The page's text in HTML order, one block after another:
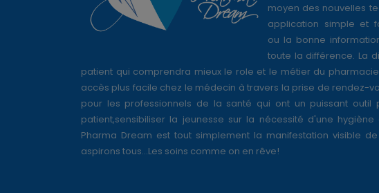
moyen des nouvelles
application simple et
ou la bonne
toute la différence. La
patient qui comprendra mieux le role et le métier du
accès plus facile chez le médecin à travers la prise de rendez-
pour les professionnels de la santé qui ont un puissant outil
patient,sensibiliser la jeunesse sur la nécessité d'une
Pharma Dream est tout simplement la manifestation visible
aspirons tous...Les soins comme on en rêve!